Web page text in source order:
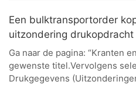
Een bulktransportorder
uitzondering drukopdracht
Ga naar de pagina: “Kranten
gewenste titel.Vervolgens
Drukgegevens